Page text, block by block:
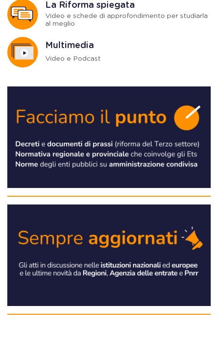
La Riforma spiegata
Video e schede di approfondimento per studiarla
al meglio
Multimedia
Video e Podcast